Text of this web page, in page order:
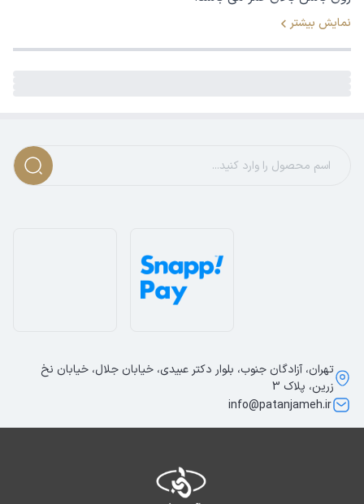
نمایش بیشتر
تهران، آزادگان جنوب، بلوار دکتر عبیدی، خیابان جلال، خیابان نخ
زرین، پلاک 3
info@patanjameh.ir